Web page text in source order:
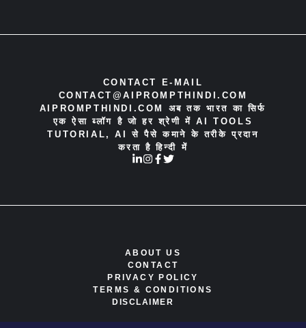
CONTACT E-MAIL
CONTACT@AIPROMPTHINDI.COM
AIPROMPTHINDI.COM अब तक भारत का सिर्फ
एक ऐसा ब्लॉग है जो हर श्रेणी में AI TOOLS
TUTORIAL, AI से पैसे कमाने के तरीके प्रदान
करता है हिन्दी में
ABOUT US
CONTACT
PRIVACY POLICY
TERMS & CONDITIONS
DISCLAIMER